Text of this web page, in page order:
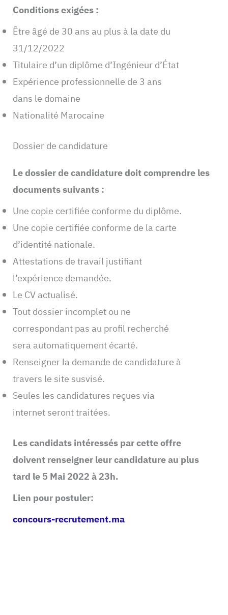
Conditions exigées :
Être âgé de 30 ans au plus à la date du
31/12/2022
Titulaire d’un diplôme d’Ingénieur d’État
Expérience professionnelle de 3 ans
dans le domaine
Nationalité Marocaine
Dossier de candidature
Le dossier de candidature doit comprendre les
documents suivants :
Une copie certifiée conforme du diplôme.
Une copie certifiée conforme de la carte
d’identité nationale.
Attestations de travail justifiant
l’expérience demandée.
Le CV actualisé.
Tout dossier incomplet ou ne
correspondant pas au profil recherché
sera automatiquement écarté.
Renseigner la demande de candidature à
travers le site susvisé.
Seules les candidatures reçues via
internet seront traitées.
Les candidats intéressés par cette offre
doivent renseigner leur candidature au plus
tard le 5 Mai 2022 à 23h.
Lien pour postuler:
concours-recrutement.ma